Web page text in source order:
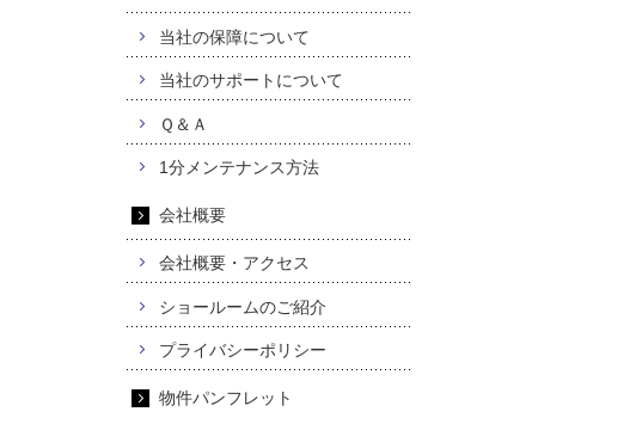
当社の保障について
当社のサポートについて
Ｑ＆Ａ
1分メンテナンス方法
会社概要
会社概要・アクセス
ショールームのご紹介
プライバシーポリシー
物件パンフレット